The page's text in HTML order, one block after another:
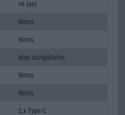
v6 (ax)
Nincs
Nincs
alap szolgáltatás
Nincs
Nincs
2,x Type-C